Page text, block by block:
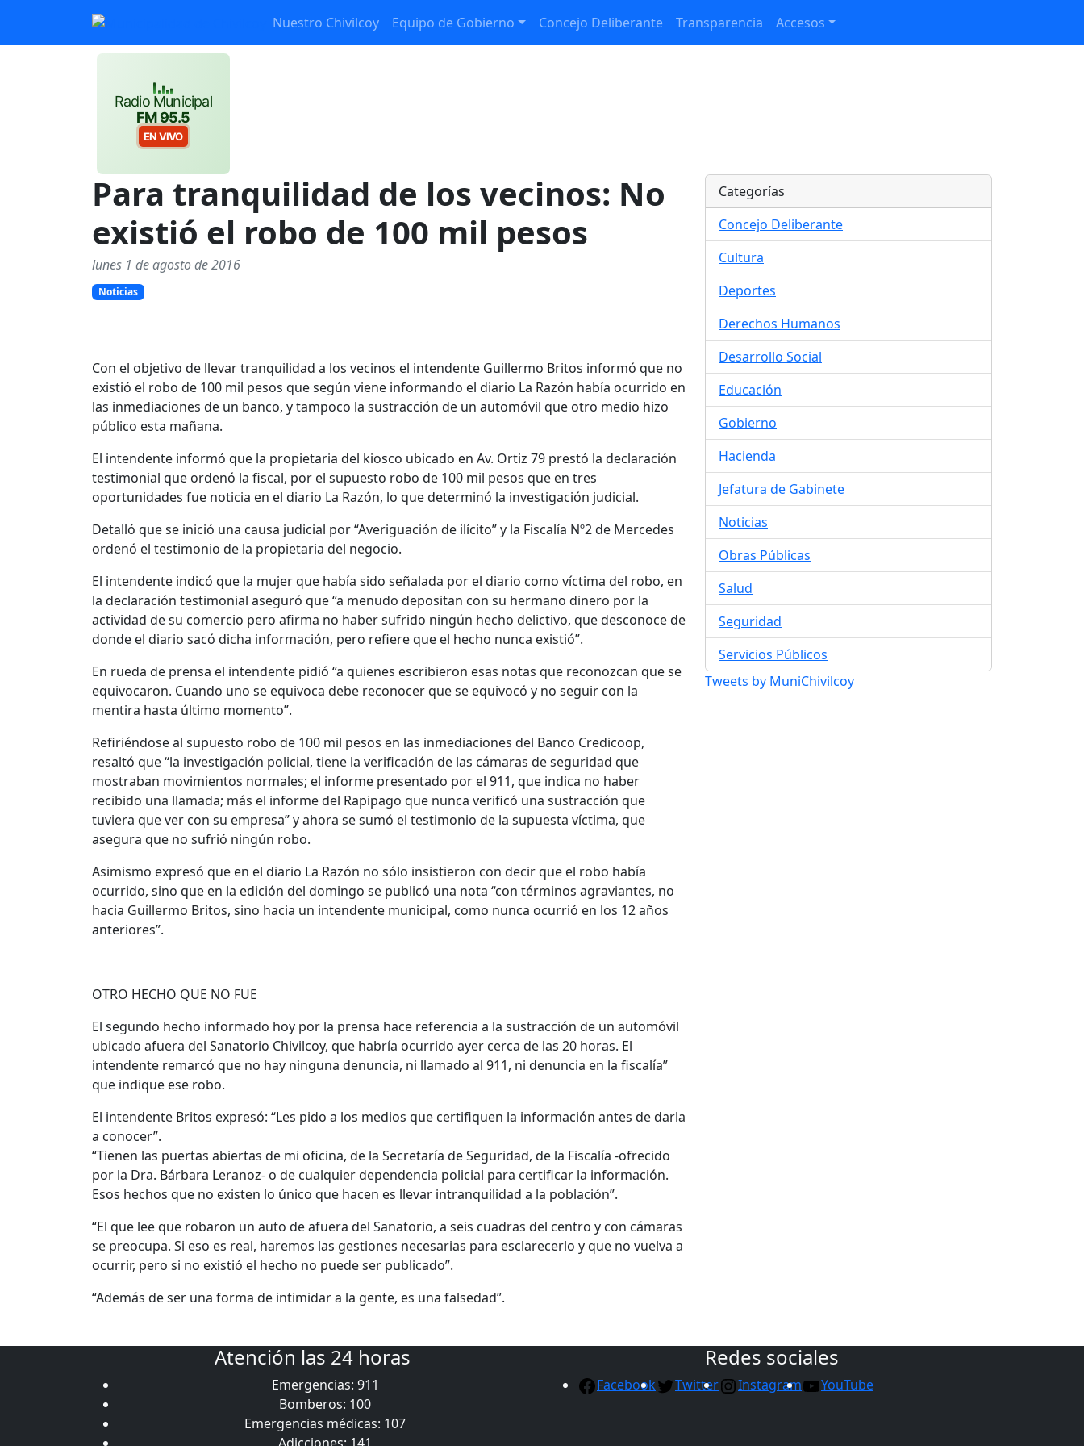
Nuestro Chivilcoy Equipo de Gobierno Concejo Deliberante Transparencia Accesos
Radio Municipal
FM 95.5
EN VIVO
Para tranquilidad de los vecinos: No
existió el robo de 100 mil pesos
lunes 1 de agosto de 2016
Noticias
Con el objetivo de llevar tranquilidad a los vecinos el intendente Guillermo Britos informó que no
existió el robo de 100 mil pesos que según viene informando el diario La Razón había ocurrido en
las inmediaciones de un banco, y tampoco la sustracción de un automóvil que otro medio hizo
público esta mañana.
El intendente informó que la propietaria del kiosco ubicado en Av. Ortiz 79 prestó la declaración
testimonial que ordenó la fiscal, por el supuesto robo de 100 mil pesos que en tres
oportunidades fue noticia en el diario La Razón, lo que determinó la investigación judicial.
Detalló que se inició una causa judicial por “Averiguación de ilícito” y la Fiscalía Nº2 de Mercedes
ordenó el testimonio de la propietaria del negocio.
El intendente indicó que la mujer que había sido señalada por el diario como víctima del robo, en
la declaración testimonial aseguró que “a menudo depositan con su hermano dinero por la
actividad de su comercio pero afirma no haber sufrido ningún hecho delictivo, que desconoce de
donde el diario sacó dicha información, pero refiere que el hecho nunca existió”.
En rueda de prensa el intendente pidió “a quienes escribieron esas notas que reconozcan que se
equivocaron. Cuando uno se equivoca debe reconocer que se equivocó y no seguir con la
mentira hasta último momento”.
Refiriéndose al supuesto robo de 100 mil pesos en las inmediaciones del Banco Credicoop,
resaltó que “la investigación policial, tiene la verificación de las cámaras de seguridad que
mostraban movimientos normales; el informe presentado por el 911, que indica no haber
recibido una llamada; más el informe del Rapipago que nunca verificó una sustracción que
tuviera que ver con su empresa” y ahora se sumó el testimonio de la supuesta víctima, que
asegura que no sufrió ningún robo.
Asimismo expresó que en el diario La Razón no sólo insistieron con decir que el robo había
ocurrido, sino que en la edición del domingo se publicó una nota “con términos agraviantes, no
hacia Guillermo Britos, sino hacia un intendente municipal, como nunca ocurrió en los 12 años
anteriores”.
OTRO HECHO QUE NO FUE
El segundo hecho informado hoy por la prensa hace referencia a la sustracción de un automóvil
ubicado afuera del Sanatorio Chivilcoy, que habría ocurrido ayer cerca de las 20 horas. El
intendente remarcó que no hay ninguna denuncia, ni llamado al 911, ni denuncia en la fiscalía”
que indique ese robo.
El intendente Britos expresó: “Les pido a los medios que certifiquen la información antes de darla
a conocer”.
“Tienen las puertas abiertas de mi oficina, de la Secretaría de Seguridad, de la Fiscalía -ofrecido
por la Dra. Bárbara Leranoz- o de cualquier dependencia policial para certificar la información.
Esos hechos que no existen lo único que hacen es llevar intranquilidad a la población”.
“El que lee que robaron un auto de afuera del Sanatorio, a seis cuadras del centro y con cámaras
se preocupa. Si eso es real, haremos las gestiones necesarias para esclarecerlo y que no vuelva a
ocurrir, pero si no existió el hecho no puede ser publicado”.
“Además de ser una forma de intimidar a la gente, es una falsedad”.
Categorías
Concejo Deliberante
Cultura
Deportes
Derechos Humanos
Desarrollo Social
Educación
Gobierno
Hacienda
Jefatura de Gabinete
Noticias
Obras Públicas
Salud
Seguridad
Servicios Públicos
Tweets by MuniChivilcoy
Atención las 24 horas
Emergencias: 911
Bomberos: 100
Emergencias médicas: 107
Redes sociales
Facebook Twitter Instagram YouTube